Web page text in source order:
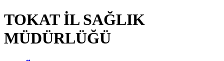
TOKAT İL SAĞLIK
MÜDÜRLÜĞÜ